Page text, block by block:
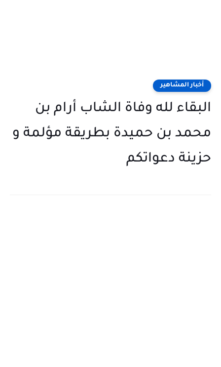
أخبار المشاهير
البقاء لله وفاة الشاب أرام بن
محمد بن حميدة بطريقة مؤلمة و
حزينة دعواتكم